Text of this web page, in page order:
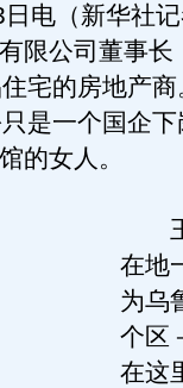
（新华社记
限公司董事长
宅的房地产
是一个国企
的女人。
王
在地
为乌
个区
在这